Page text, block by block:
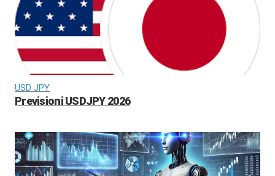
USD JPY
Previsioni USDJPY 2026